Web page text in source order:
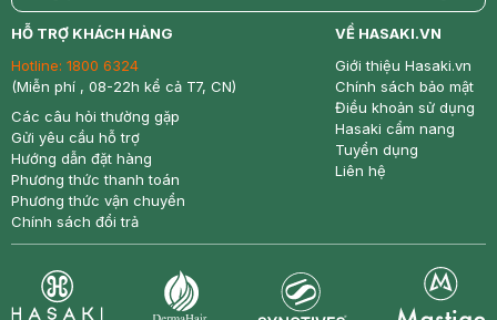
return nowfree price
HỖ TRỢ KHÁCH HÀNG
Hotline: 1800 6324
(Miễn phí , 08-22h kể cả T7, CN)
Các câu hỏi thường gặp
Gửi yêu cầu hỗ trợ
Hướng dẫn đặt hàng
Phương thức thanh toán
Phương thức vận chuyển
Chính sách đổi trả
VỀ HASAKI.VN
Giới thiệu Hasaki.vn
Chính sách bảo mật
Điều khoản sử dụng
Hasaki cẩm nang
Tuyển dụng
Liên hệ